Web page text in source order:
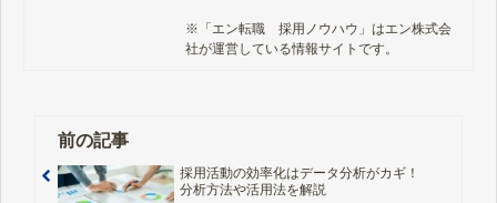
※「エン転職　採用ノウハウ」はエン株式会
社が運営している情報サイトです。
前の記事
採用活動の効率化はデータ分析がカギ！
分析方法や活用法を解説